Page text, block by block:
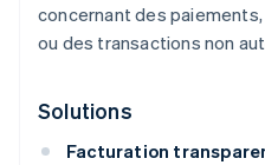
concernant des
ou des transactions non
Solutions
Facturation